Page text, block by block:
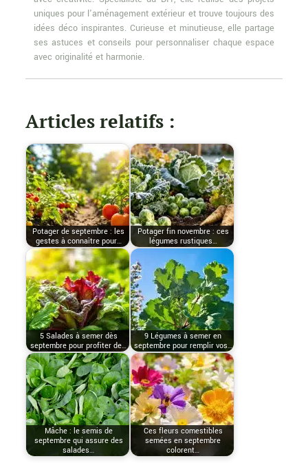
uniques pour l'aménagement extérieur et trouve toujours des
idées déco inspirantes. Curieuse et minutieuse, elle partage
ses astuces et conseils pour personnaliser chaque espace
avec originalité et harmonie.
Articles relatifs :
Potager de septembre : les
gestes à connaître pour…
Potager fin novembre : ces
légumes rustiques…
5 Salades à semer dès
septembre pour profiter de…
9 Légumes à semer en
septembre pour remplir vos…
Mâche : le semis de
septembre qui assure des
salades…
Ces fleurs comestibles
semées en septembre
colorent…